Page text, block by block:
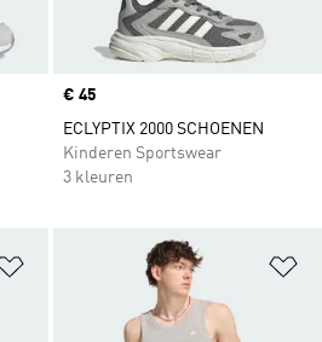
Price
€ 45
ECLYPTIX 2000 SCHOENEN
Kinderen Sportswear
3 kleuren
Op verlanglijst zetten